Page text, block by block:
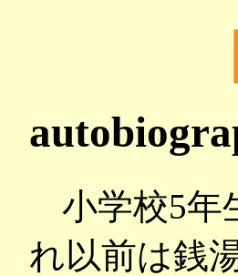
小学校5年
れ以前は銭